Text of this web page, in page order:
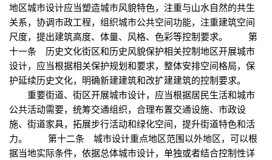
地区城市设计应当塑造城市风貌特色，注重与山水自然的共生
关系，协调市政工程，组织城市公共空间功能，注重建筑空间
尺度，提出建筑高度、体量、风格、色彩等控制要求。 第
十一条 历史文化街区和历史风貌保护相关控制地区开展城市
设计，应当根据相关保护规划和要求，整体安排空间格局，保
护延续历史文化，明确新建建筑和改扩建建筑的控制要求。
重要街道、街区开展城市设计，应当根据居民生活和城市
公共活动需要，统筹交通组织，合理布置交通设施、市政设
施、街道家具，拓展步行活动和绿化空间，提升街道特色和活
力。 第十二条 城市设计重点地区范围以外地区，可以根
据当地实际条件，依据总体城市设计，单独或者结合控制性详